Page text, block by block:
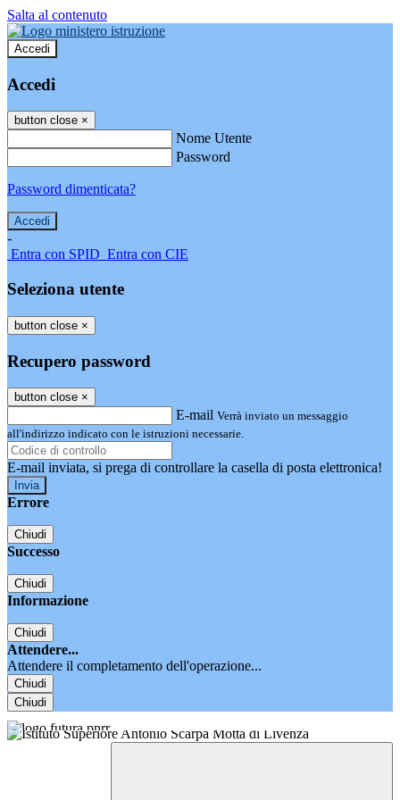
Salta al contenuto
Accedi
Accedi
button close ×
Nome Utente
Password
Password dimenticata?
-
Entra con SPID Entra con CIE
Seleziona utente
button close ×
Recupero password
button close ×
E-mail Verrà inviato un messaggio
all'indirizzo indicato con le istruzioni necessarie.
E-mail inviata, si prega di controllare la casella di posta elettronica!
Errore
Chiudi
Successo
Chiudi
Informazione
Chiudi
Attendere...
Attendere il completamento dell'operazione...
Chiudi
Chiudi